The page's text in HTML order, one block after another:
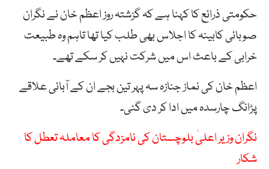
حکومتی ذرائع کا کہنا ہے کہ گزشتہ روز اعظم خان نے نگران
صوبائی کابینہ کا اجلاس بھی طلب کیا تھا تاہم وہ طبیعت
خرابی کے باعث اس میں شرکت نہیں کر سکے تھے۔
اعظم خان کی نماز جنازہ سہ پہر تین بجے ان کے آبائی علاقے
پڑانگ چارسدہ میں ادا کر دی گئی۔
نگران وزیر اعلیٰ بلوچستان کی نامزدگی کا معاملہ تعطل کا
شکار